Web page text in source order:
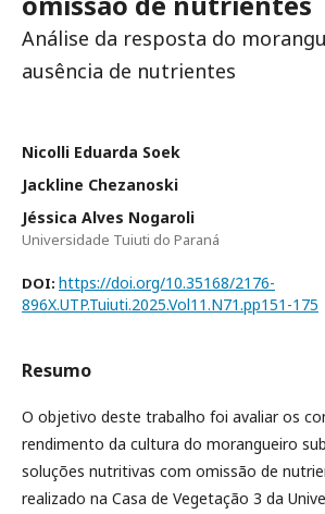
Análise da resposta do
ausência de nutrientes
Nicolli Eduarda Soek
Jackline Chezanoski
Jéssica Alves Nogaroli
Universidade Tuiuti do Paraná
DOI: https://doi.org/10.35168/2176-
896X.UTP.Tuiuti.2025.Vol11.N71.pp151-175
Resumo
O objetivo deste trabalho foi avaliar os
rendimento da cultura do morangueiro
soluções nutritivas com omissão de
realizado na Casa de Vegetação 3 da